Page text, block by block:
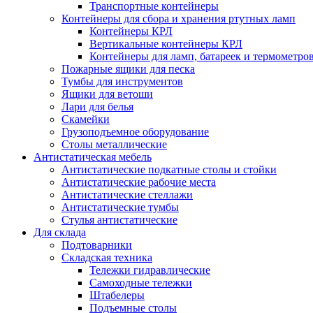
Транспортные контейнеры
Контейнеры для сбора и хранения ртутных ламп
Контейнеры КРЛ
Вертикальные контейнеры КРЛ
Контейнеры для ламп, батареек и
Пожарные ящики для песка
Тумбы для инструментов
Ящики для ветоши
Лари для белья
Скамейки
Грузоподъемное оборудование
Столы металлические
Антистатическая мебель
Антистатические подкатные столы и стойки
Антистатические рабочие места
Антистатические стеллажи
Антистатические тумбы
Стулья антистатические
Для склада
Подтоварники
Складская техника
Тележки гидравлические
Самоходные тележки
Штабелеры
Подъемные столы